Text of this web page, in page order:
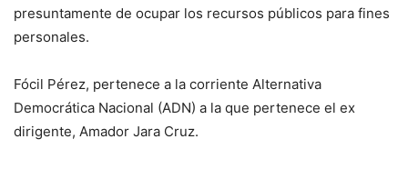
presuntamente de ocupar los recursos públicos para fines
personales.
Fócil Pérez, pertenece a la corriente Alternativa
Democrática Nacional (ADN) a la que pertenece el ex
dirigente, Amador Jara Cruz.